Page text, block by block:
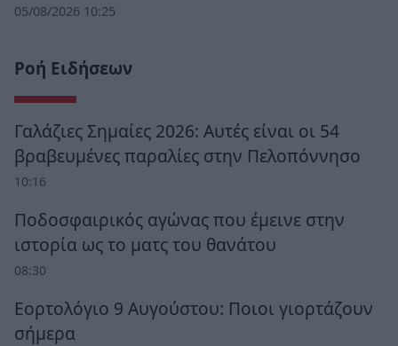
05/08/2026 10:25
Ροή Ειδήσεων
Γαλάζιες Σημαίες 2026: Αυτές είναι οι 54
βραβευμένες παραλίες στην Πελοπόννησο
10:16
Ποδοσφαιρικός αγώνας που έμεινε στην
ιστορία ως το ματς του θανάτου
08:30
Εορτολόγιο 9 Αυγούστου: Ποιοι γιορτάζουν
σήμερα